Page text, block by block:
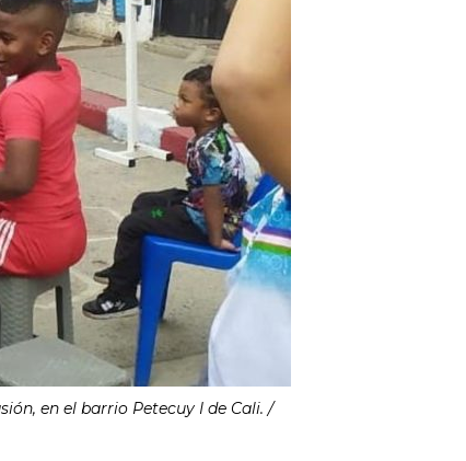
en el barrio Petecuy I de Cali. /